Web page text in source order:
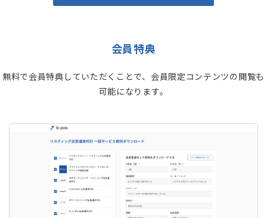
会員特典
無料で会員特典していただくことで、会員限定コンテンツの閲覧も
可能になります。